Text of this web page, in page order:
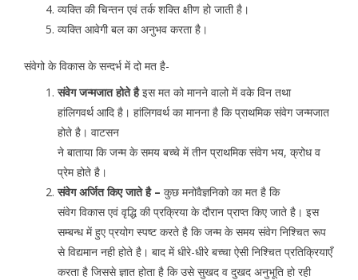
व्यक्ति की चिन्तन एवं तर्क शक्ति क्षीण हो जाती है।
व्यक्ति आवेगी बल का अनुभव करता है।
संवेगो के विकास के सन्दर्भ में दो मत है-
संवेग जन्मजात होते हैइस मत को मानने वालो में वके विन तथा
हांलिगवर्थ आदि है। हांलिगवर्थ का मानना है कि प्राथमिक संवेग जन्मजात
होते है। वाटसन
ने बाताया कि जन्म के समय बच्चे में तीन प्राथमिक संवेग भय, क्रोध व
प्रेम होते है।
संवेग अर्जित किए जाते है – कुछ मनोवैज्ञनिको का मत है कि
संवेग विकास एवं वृद्धि की प्रक्रिया के दौरान प्राप्त किए जाते है। इस
सम्बन्ध में हुए प्रयोग स्पष्ट करते है कि जन्म के समय संवेग निश्चित रूप
से विद्यमान नही होते है। बाद में धीरे-धीरे बच्चा ऐसी निश्चित प्रतिक्रियाएँ
करता है जिससे ज्ञात होता है कि उसे सुखद व दुखद अनुभूति हो रही